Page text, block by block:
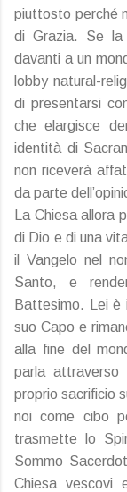
piuttosto perché
di Grazia. Se la
davanti a un
lobby natural-
di presentarsi
che elargisce
identità di
non riceverà
da parte
La Chiesa allora
di Dio e di una
il Vangelo nel
Santo, e
Battesimo. Lei è
suo Capo e
alla fine del
parla attraverso
proprio sacrificio
noi come cibo
trasmette lo
Sommo
Chiesa vescovi